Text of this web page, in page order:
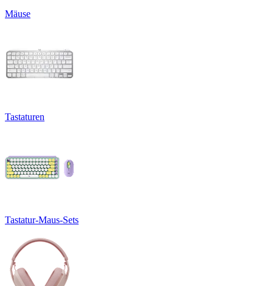
Mäuse
Tastaturen
Tastatur-Maus-Sets